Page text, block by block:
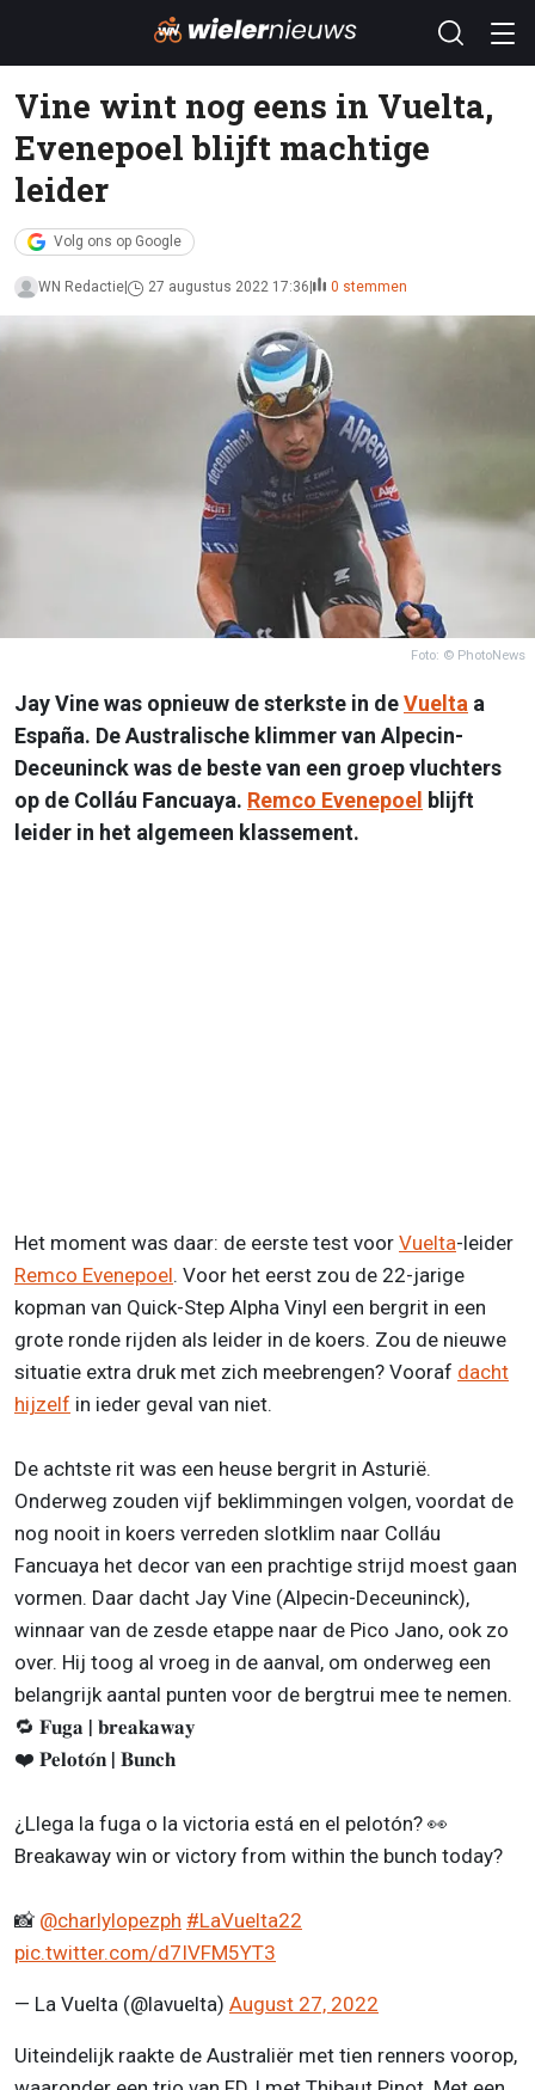
Vine wint nog eens in Vuelta,
Evenepoel blijft machtige
leider
Volg ons op Google
WN Redactie 27 augustus 2022 17:36 0 stemmen
Foto: © PhotoNews
Jay Vine was opnieuw de sterkste in deVuelta a
España. De Australische klimmer van Alpecin-
Deceuninck was de beste van een groep vluchters
op de Colláu Fancuaya. Remco Evenepoel blijft
leider in het algemeen klassement.
Het moment was daar: de eerste test voor Vuelta-leider
Remco Evenepoel. Voor het eerst zou de 22-jarige
kopman van Quick-Step Alpha Vinyl een bergrit in een
grote ronde rijden als leider in de koers. Zou de nieuwe
situatie extra druk met zich meebrengen? Vooraf dacht
hijzelf in ieder geval van niet.
De achtste rit was een heuse bergrit in Asturië.
Onderweg zouden vijf beklimmingen volgen, voordat de
nog nooit in koers verreden slotklim naar Colláu
Fancuaya het decor van een prachtige strijd moest gaan
vormen. Daar dacht Jay Vine (Alpecin-Deceuninck),
winnaar van de zesde etappe naar de Pico Jano, ook zo
over. Hij toog al vroeg in de aanval, om onderweg een
belangrijk aantal punten voor de bergtrui mee te nemen.
🔁 𝐅𝐮𝐠𝐚 | 𝐛𝐫𝐞𝐚𝐤𝐚𝐰𝐚𝐲
❤️ 𝐏𝐞𝐥𝐨𝐭𝐨́𝐧 | 𝐁𝐮𝐧𝐜𝐡
¿Llega la fuga o la victoria está en el pelotón? 👀
Breakaway win or victory from within the bunch today?
📸 @charlylopezph #LaVuelta22
pic.twitter.com/d7IVFM5YT3
— La Vuelta (@lavuelta) August 27, 2022
Uiteindelijk raakte de Australiër met tien renners voorop,